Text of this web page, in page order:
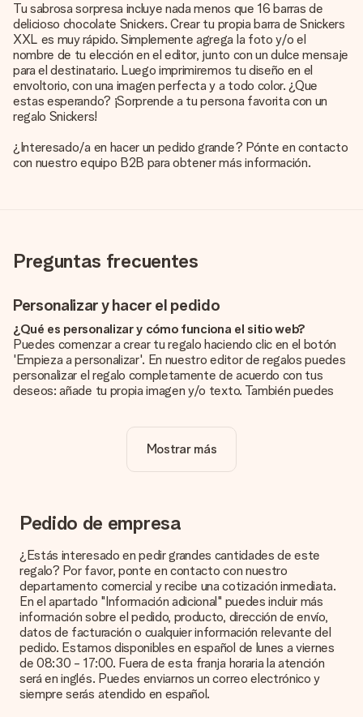
Tu sabrosa sorpresa incluye nada menos que 16 barras de
delicioso chocolate Snickers. Crear tu propia barra de Snickers
XXL es muy rápido. Simplemente agrega la foto y/o el
nombre de tu elección en el editor, junto con un dulce mensaje
para el destinatario. Luego imprimiremos tu diseño en el
envoltorio, con una imagen perfecta y a todo color. ¿Que
estas esperando? ¡Sorprende a tu persona favorita con un
regalo Snickers!
¿Interesado/a en hacer un pedido grande? Pónte en contacto
con nuestro equipo B2B para obtener más información.
Preguntas frecuentes
Personalizar y hacer el pedido
¿Qué es personalizar y cómo funciona el sitio web?
Puedes comenzar a crear tu regalo haciendo clic en el botón
'Empieza a personalizar'. En nuestro editor de regalos puedes
personalizar el regalo completamente de acuerdo con tus
deseos: añade tu propia imagen y/o texto. También puedes
¿La personalización está incluida en el precio?
El precio que se muestra en el sitio web incluye la
¿Cómo puedo saber si mi imagen tiene la calidad
adecuada?
satisfecho con tu regalo. Por eso es importante utilizar fotos
de alta calidad. Si no estás seguro de la calidad de la imagen,
ponte en contacto con nuestro equipo de atención al cliente e
incluye la foto junto con el regalo que te interesa encargar.
Ellos podrán comprobar la calidad por ti.
¿Qué formatos puedo cargar?
Puedes carga archivos JPG y PNG en nuestro editor. ¿Es
esto demasiado técnico o tienes una imagen de un formato
diferente que te gustaría usar? Ponte en contacto con
Mostrar más
Pedido de empresa
¿Estás interesado en pedir grandes cantidades de este
regalo? Por favor, ponte en contacto con nuestro
departamento comercial y recibe una cotización inmediata.
En el apartado "Información adicional" puedes incluir más
información sobre el pedido, producto, dirección de envío,
datos de facturación o cualquier información relevante del
pedido. Estamos disponibles en español de lunes a viernes
de 08:30 - 17:00. Fuera de esta franja horaria la atención
será en inglés. Puedes enviarnos un correo electrónico y
siempre serás atendido en español.